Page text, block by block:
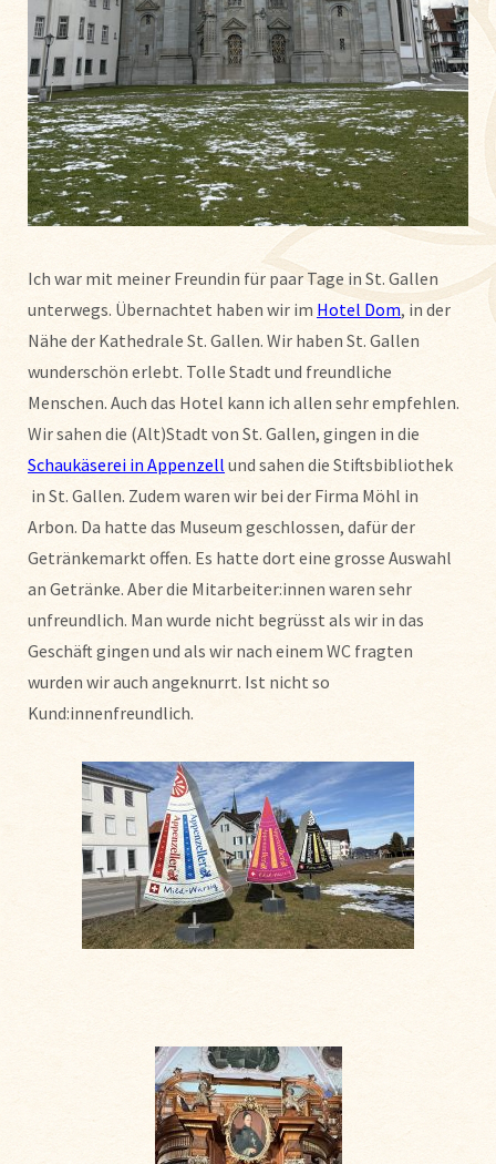
Ich war mit meiner Freundin für paar Tage in St. Gallen
unterwegs. Übernachtet haben wir im Hotel Dom, in der
Nähe der Kathedrale St. Gallen. Wir haben St. Gallen
wunderschön erlebt. Tolle Stadt und freundliche
Menschen. Auch das Hotel kann ich allen sehr empfehlen.
Wir sahen die (Alt)Stadt von St. Gallen, gingen in die
Schaukäserei in Appenzell und sahen die Stiftsbibliothek
in St. Gallen. Zudem waren wir bei der Firma Möhl in
Arbon. Da hatte das Museum geschlossen, dafür der
Getränkemarkt offen. Es hatte dort eine grosse Auswahl
an Getränke. Aber die Mitarbeiter:innen waren sehr
unfreundlich. Man wurde nicht begrüsst als wir in das
Geschäft gingen und als wir nach einem WC fragten
wurden wir auch angeknurrt. Ist nicht so
Kund:innenfreundlich.